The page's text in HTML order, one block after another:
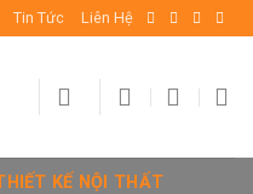
Tin Tức Liên Hệ
KẾ NỘI THẤT